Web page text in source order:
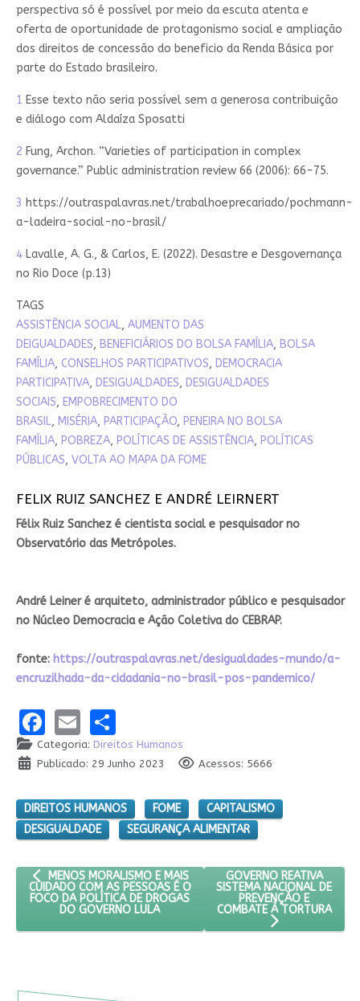
perspectiva só é possível por meio da escuta atenta e
oferta de oportunidade de protagonismo social e ampliação
dos direitos de concessão do beneficio da Renda Básica por
parte do Estado brasileiro.
1 Esse texto não seria possível sem a generosa contribuição
e diálogo com Aldaíza Sposatti
2 Fung, Archon. “Varieties of participation in complex
governance.” Public administration review 66 (2006): 66-75.
3 https://outraspalavras.net/trabalhoeprecariado/pochmann-
a-ladeira-social-no-brasil/
4Lavalle, A. G., & Carlos, E. (2022). Desastre e Desgovernança
no Rio Doce (p.13)
TAGS
ASSISTÊNCIA SOCIAL, AUMENTO DAS
DEIGUALDADES, BENEFICIÁRIOS DO BOLSA FAMÍLIA, BOLSA
FAMÍLIA, CONSELHOS PARTICIPATIVOS, DEMOCRACIA
PARTICIPATIVA, DESIGUALDADES, DESIGUALDADES
SOCIAIS, EMPOBRECIMENTO DO
BRASIL, MISÉRIA, PARTICIPAÇÃO, PENEIRA NO BOLSA
FAMÍLIA, POBREZA, POLÍTICAS DE ASSISTÊNCIA, POLÍTICAS
PÚBLICAS, VOLTA AO MAPA DA FOME
FELIX RUIZ SANCHEZ E ANDRÉ LEIRNERT
Félix Ruiz Sanchez é cientista social e pesquisador no
Observatório das Metrópoles.
André Leiner é arquiteto, administrador público e pesquisador
no Núcleo Democracia e Ação Coletiva do CEBRAP.
fonte: https://outraspalavras.net/desigualdades-mundo/a-
encruzilhada-da-cidadania-no-brasil-pos-pandemico/
Facebook
EmailShare
Categoria: Direitos Humanos
Publicado: 29 Junho 2023
Acessos: 5666
DIREITOS HUMANOS FOME
CAPITALISMO
DESIGUALDADE
SEGURANÇA ALIMENTAR
ARTIGO ANTERIOR: MENOS MORALISMO E MAIS CUIDADO COM
MENOS MORALISMO E MAIS
CUIDADO COM AS PESSOAS É O
FOCO DA POLÍTICA DE DROGAS
DO GOVERNO LULA
PRÓXIMO ARTIGO:
GOVERNO REATIVA
SISTEMA NACIONAL DE
PREVENÇÃO E
COMBATE À TORTURA